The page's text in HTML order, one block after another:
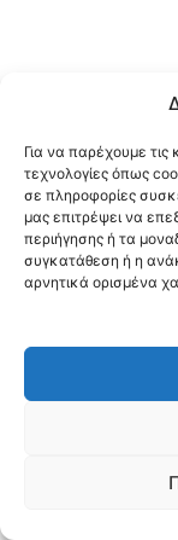
Για να παρέχουμε τις
τεχνολογίες όπως
σε πληροφορίες
μας επιτρέψει να
περιήγησης ή τα
συγκατάθεση ή η
αρνητικά ορισμένα